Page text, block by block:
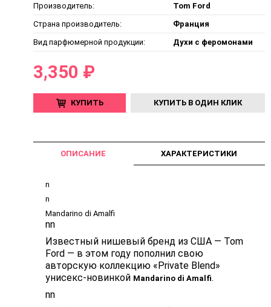
Производитель:
Tom Ford
Страна производитель:
Франция
Вид парфюмерной продукции:
Духи с феромонами
3,350 ₽
КУПИТЬ КУПИТЬ В ОДИН КЛИК
ОПИСАНИЕ ХАРАКТЕРИСТИКИ
n
n
Mandarino di Amalfi
nn
Известный нишевый бренд из США — Tom
Ford — в этом году пополнил свою
авторскую коллекцию «Private Blend»
унисекс-новинкой Mandarino di Amalfi.
nn